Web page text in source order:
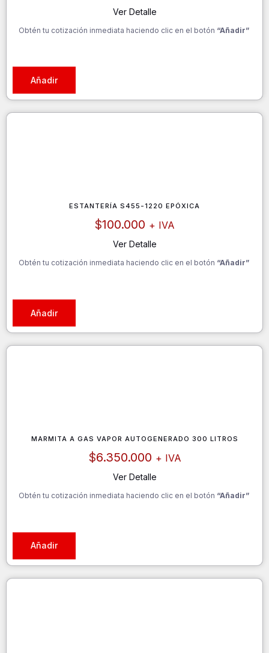
Ver Detalle
Obtén tu cotización inmediata haciendo clic en el botón “Añadir”
Añadir
ESTANTERÍA S455-1220 EPÓXICA
$100.000 + IVA
Ver Detalle
Obtén tu cotización inmediata haciendo clic en el botón “Añadir”
Añadir
MARMITA A GAS VAPOR AUTOGENERADO 300 LITROS
$6.350.000 + IVA
Ver Detalle
Obtén tu cotización inmediata haciendo clic en el botón “Añadir”
Añadir